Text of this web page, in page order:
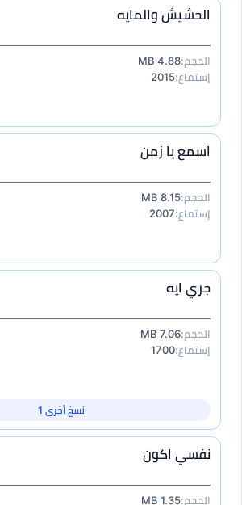
الحشيش والمايه
الحجم:4.88 MB
إستماع:2015
اسمع يا زمن
الحجم:8.15 MB
إستماع:2007
جري ايه
الحجم:7.06 MB
إستماع:1700
نسخ أخرى 1
نفسي اكون
الحجم:1.35 MB